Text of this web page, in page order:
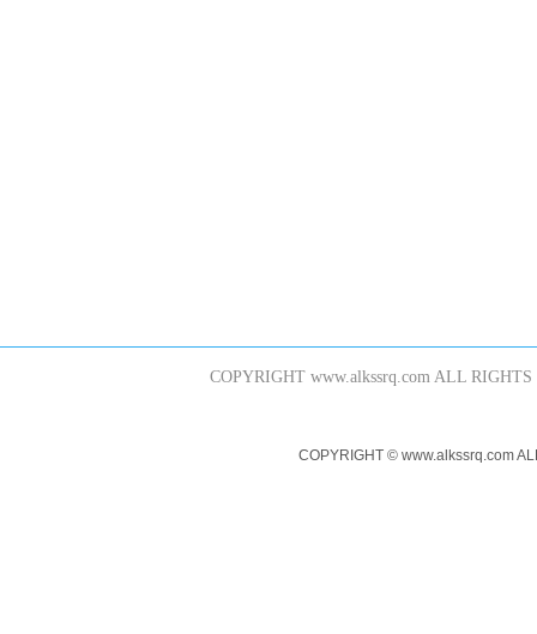
COPYRIGHT www.alkssrq.com ALL
COPYRIGHT © www.alkssrq.com